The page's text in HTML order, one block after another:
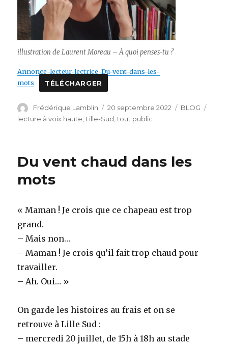
illustration de Laurent Moreau – À quoi penses-tu ?
Annonce-lecteur-lectrice-Du-vent-dans-les-
mots
TÉLÉCHARGER
Auteur
Frédérique Lamblin
Publié
le
20 septembre 2022 Catégories
BLOG
lecture à voix haute Lille-Sud ,tout public
Du vent chaud dans les
mots
« Maman ! Je crois que ce chapeau est trop
grand.
– Mais non…
– Maman ! Je crois qu’il fait trop chaud pour
travailler.
– Ah. Oui… »
On garde les histoires au frais et on se
retrouve à Lille Sud :
– mercredi 20 juillet, de 15h à 18h au stade